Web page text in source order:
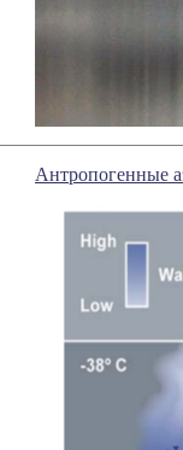
Антропогенные